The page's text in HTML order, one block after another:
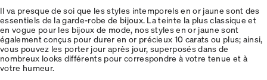
Il va presque de soi que les styles intemporels en or jaune sont des
essentiels de la garde-robe de bijoux. La teinte la plus classique et
en vogue pour les bijoux de mode, nos styles en or jaune sont
également conçus pour durer en or précieux 10 carats ou plus; ainsi,
vous pouvez les porter jour après jour, superposés dans de
nombreux looks différents pour correspondre à votre tenue et à
votre humeur.